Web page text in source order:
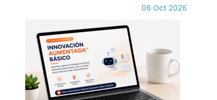
06 Oct 2026